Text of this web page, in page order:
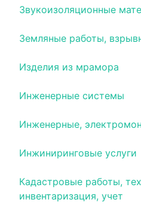
Звукоизоляционные
Земляные работы,
Изделия из мрамора
Инженерные системы
Инженерные,
Инжиниринговые услуги
Кадастровые работы,
инвентаризация, учет